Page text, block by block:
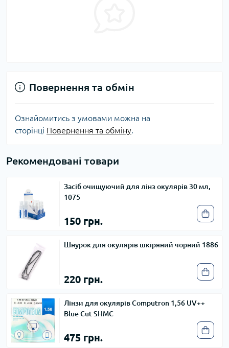
Повернення та обмін
Ознайомитись з умовами можна на
сторінці Повернення та обміну
Рекомендовані товари
Засіб очищуючий для лінз окулярів 30 мл,
1075
150 грн.
Шнурок для окулярів шкіряний чорний 1886
220 грн.
Лінзи для окулярів Computron 1,56 UV++
Blue Cut SHMC
475 грн.